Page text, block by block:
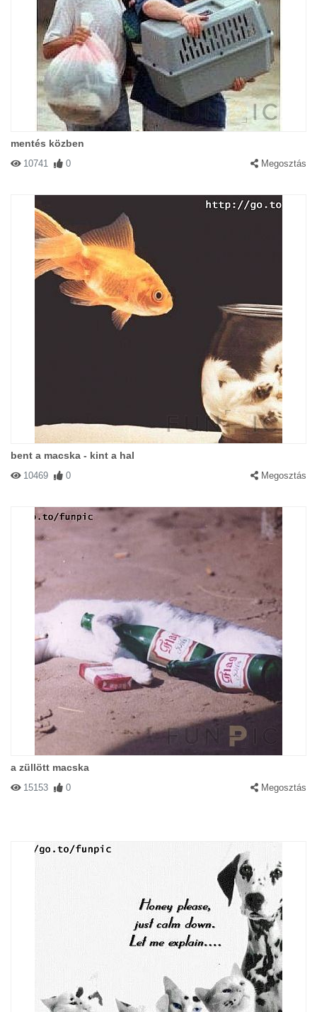
#32318 opi|2003-09-01 00:00:00| Válasz
Csak pár forintot,szegény világtalannak!
Kis Buta! Szerintem nagyon édes...
2003-08-21 00:00:00
#25235 Keresztapa| 2003-07-14 00:00:00| Válasz
Na ide figyeljetek kispofáim! Vagy kifizetitek a védelmi pénzt,vagy
szétverjük ezt a csehot!
#23662 horusz|2003-07-02 00:00:00
2003-06-30 00:00:00| Válasz
mentés közben
10741 0 Megosztás
bent a macska - kint a hal
10469 0 Megosztás
a züllött macska
15153 0 Megosztás